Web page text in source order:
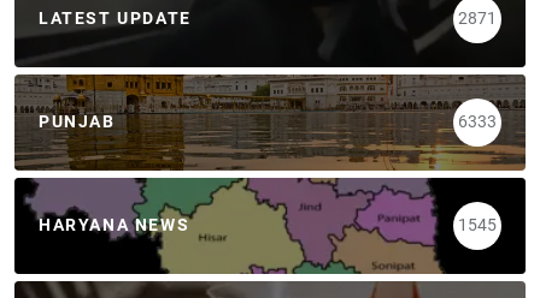
LATEST UPDATE 2871
PUNJAB 6333
HARYANA NEWS 1545